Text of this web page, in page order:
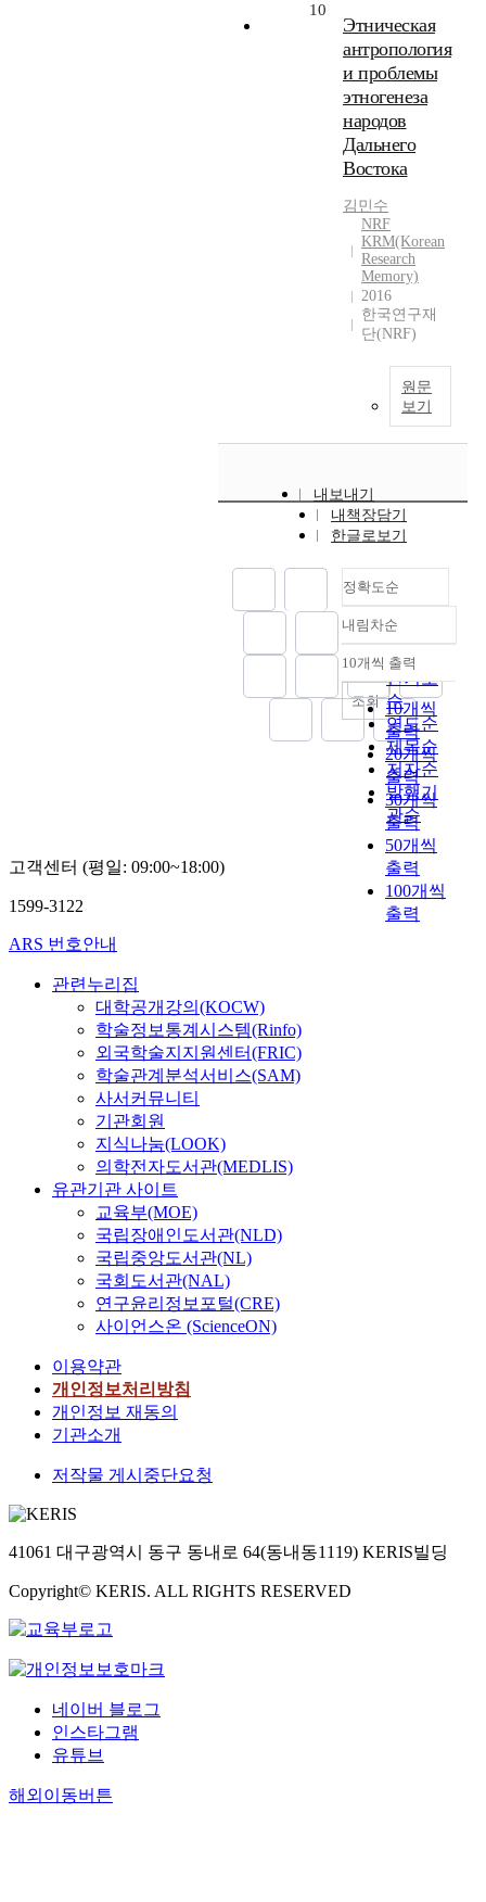
10
Этническая
антропология
и проблемы
этногенеза
народов
Дальнего
Востока
김민수
NRF
KRM(Korean
Research
Memory)
2016
한국연구재
단(NRF)
원문
보기
내보내기
내책장담기
한글로보기
정확도순
정확도
순
인기도
순
연도순
제목순
저자순
발행기
관순
내림차순
내림차순
10개씩 출력
10개씩
출력
20개씩
출력
30개씩
출력
50개씩
출력
100개씩
출력
조회
고객센터 (평일: 09:00~18:00)
1599-3122
ARS 번호안내
관련누리집
대학공개강의(KOCW)
학술정보통계시스템(Rinfo)
외국학술지지원센터(FRIC)
학술관계분석서비스(SAM)
사서커뮤니티
기관회원
지식나눔(LOOK)
의학전자도서관(MEDLIS)
유관기관 사이트
교육부(MOE)
국립장애인도서관(NLD)
국립중앙도서관(NL)
국회도서관(NAL)
연구윤리정보포털(CRE)
사이언스온 (ScienceON)
이용약관
개인정보처리방침
개인정보 재동의
기관소개
저작물 게시중단요청
41061 대구광역시 동구 동내로 64(동내동1119) KERIS빌딩
Copyright© KERIS. ALL RIGHTS RESERVED
네이버 블로그
인스타그램
유튜브
해외이동버튼